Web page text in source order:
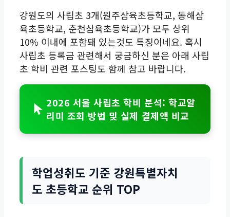
강원도의 사립초 3개(원주삼육초등학교, 동해삼
육초등학교, 춘천삼육초등학교)가 모두 상위
10% 이내에 포함돼 있는것도 특징이네요. 혹시
사립초 등록금 관련해서 궁금하신 분은 아래 사립
초 학비 관련 포스팅도 함께 참고 바랍니다.
2026 서울 사립초 학비 분석: 학교알
리미 조회 방법 및 실제 결제액 비교
학업성취도 기준 강원특별자치
도 초등학교 순위 TOP